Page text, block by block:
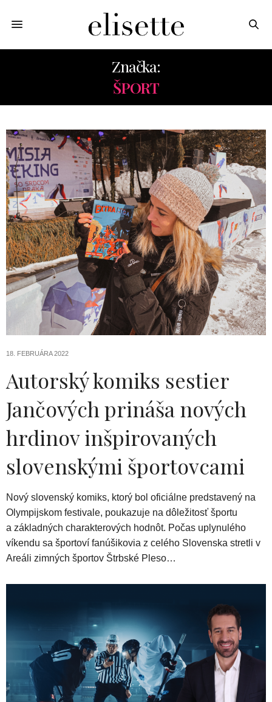
Značka:
ŠPORT
18. FEBRUÁRA 2022
Autorský komiks sestier
Jančových prináša nových
hrdinov inšpirovaných
slovenskými športovcami
Nový slovenský komiks, ktorý bol oficiálne predstavený na
Olympijskom festivale, poukazuje na dôležitosť športu
a základných charakterových hodnôt. Počas uplynulého
víkendu sa športoví fanúšikovia z celého Slovenska stretli v
Areáli zimných športov Štrbské Pleso…